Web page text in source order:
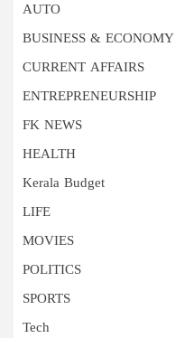
AUTO
BUSINESS & ECONOMY
CURRENT AFFAIRS
ENTREPRENEURSHIP
FK NEWS
HEALTH
Kerala Budget
LIFE
MOVIES
POLITICS
SPORTS
Tech